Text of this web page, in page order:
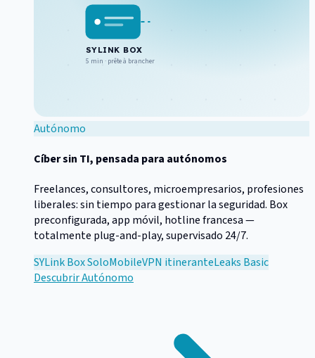
SYLINK BOX
5 min · prête à brancher
Autónomo
Cíber sin TI, pensada para autónomos
Freelances, consultores, microempresarios, profesiones
liberales: sin tiempo para gestionar la seguridad. Box
preconfigurada, app móvil, hotline francesa —
totalmente plug-and-play, supervisado 24/7.
SYLink Box SoloMobileVPN itineranteLeaks Basic
DescubrirAutónomo